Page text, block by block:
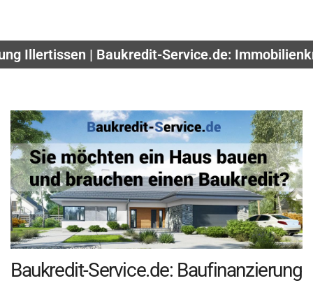
Illertissen | Baukredit-Service.de:
Baukredit-Service.de: Baufinanzierung